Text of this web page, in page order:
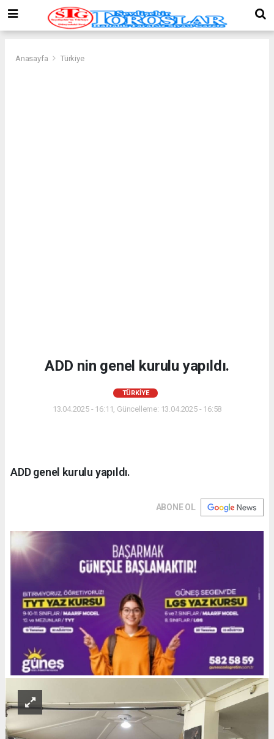
Anasayfa Türkiye
ADD nin genel kurulu yapıldı.
TÜRKIYE
13.04.2025 - 16:11, Güncelleme: 13.04.2025 - 16:58
ADD genel kurulu yapıldı.
ABONE OL